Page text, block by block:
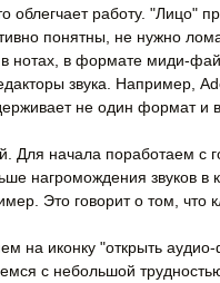
работу. "Лицо"
понятны, не нужно
нотах, в формате миди-
звука. Например,
не один формат и
Для начала поработаем с
нагромождения звуков в
Это говорит о том,
на иконку "открыть
с небольшой